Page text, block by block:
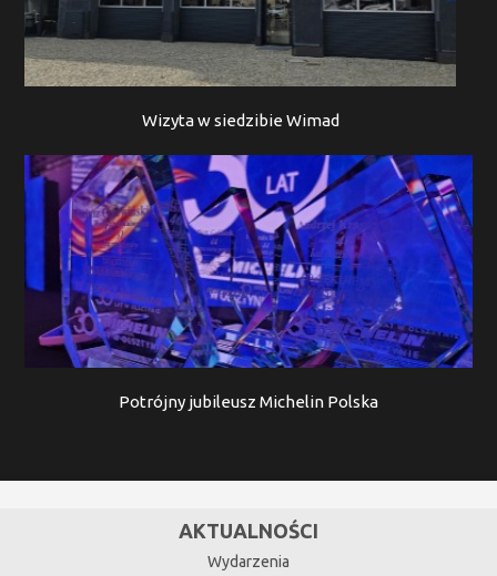
Wizyta w siedzibie Wimad
Potrójny jubileusz Michelin Polska
AKTUALNOŚCI
Wydarzenia